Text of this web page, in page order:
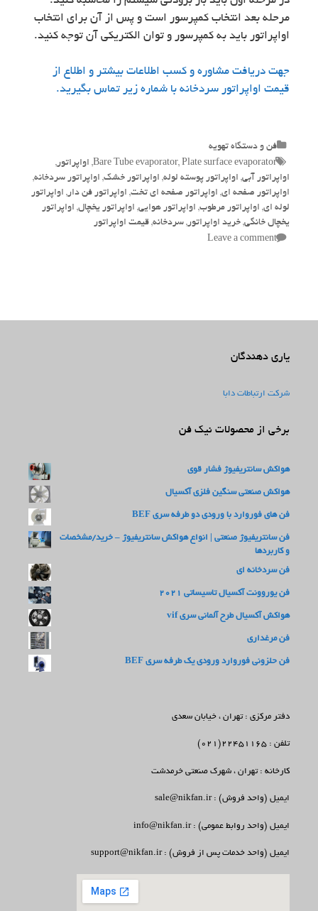
مرحله بعد انتخاب کمپرسور است و پس از آن برای انتخاب
اواپراتور باید به کمپرسور و توان الکتریکی آن توجه کنید.
جهت دریافت مشاوره و کسب اطلاعات بیشتر و اطلاع از
قیمت اواپراتور سردخانه با شماره زیر تماس بگیرید.
Categories
فن و دستگاه تهویه
Tags
Bare Tube evaporator, Plate surface evaporator
, اواپراتور ,
اواپراتور آبی, اواپراتور پوسته لوله, اواپراتور خشک, اواپراتور سردخانه,
اواپراتور صفحه ای, اواپراتور صفحه ای تخت, اواپراتور فن دار , اواپراتور
لوله ای, اواپراتور مرطوب, اواپراتور هوایی, اواپراتور یخچال, اواپراتور
یخچال خانگی, خرید اواپراتور , سردخانه, قیمت اواپراتور
Leave a comment
یاری دهندگان
شرکت ارتباطات دابا
برخی از محصولات نیک فن
هواکش سانتریفیوژ فشار قوی
هواکش صنعتی سنگین فلزی آکسیال
فن های فوروارد با ورودی دو طرفه سری BEF
فن سانتریفیوژ صنعتی | انواع هواکش سانتریفیوژ – خرید/مشخصات
و کاربردها
فن سردخانه ای
فن یوروونت آکسیال تاسیساتی 2021
هواکش آکسیال طرح آلمانی سری vif
فن مرغداری
فن حلزونی فوروارد ورودی یک طرفه سری BEF
دفتر مرکزی : تهران ، خیابان سعدی
تلفن : 22451165(021)
کارخانه : تهران ، شهرک صنعتی خرمدشت
ایمیل (واحد فروش) : sale@nikfan.ir
ایمیل (واحد روابط عمومی) : info@nikfan.ir
ایمیل (واحد خدمات پس از فروش) : support@nikfan.ir